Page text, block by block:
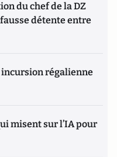
du chef de la DZ
détente entre
incursion régalienne
misent sur l’IA pour